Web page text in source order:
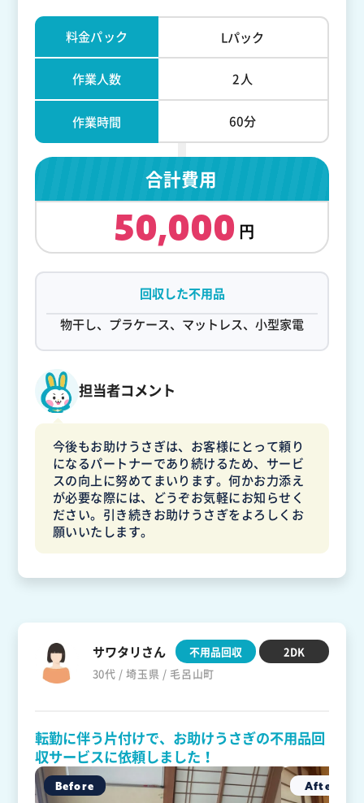
料金パック Lパック
作業人数 2人
作業時間 60分
合計費用
50,000
回収した不用品
物干し、プラケース、マットレス、小型家電
担当者コメント
今後もお助けうさぎは、お客様にとって頼り
になるパートナーであり続けるため、サービ
スの向上に努めてまいります。何かお力添え
が必要な際には、どうぞお気軽にお知らせく
ださい。引き続きお助けうさぎをよろしくお
願いいたします。
サワタリさん
30代 / 埼玉県 / 毛呂山町
不用品回収 2DK
転勤に伴う片付けで、お助けうさぎの不用品回
収サービスに依頼しました！